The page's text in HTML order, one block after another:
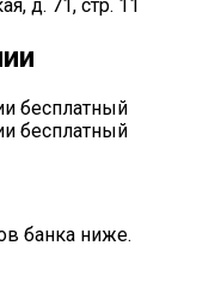
д. 71, стр. 11
бесплатный
бесплатный
банка ниже.